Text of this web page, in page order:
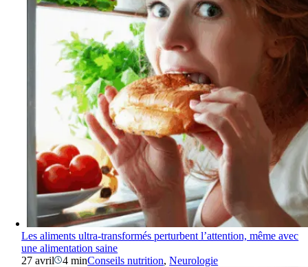
Les aliments ultra-transformés perturbent l’attention, même avec
une alimentation saine
27 avril
4 minConseils nutrition,Neurologie